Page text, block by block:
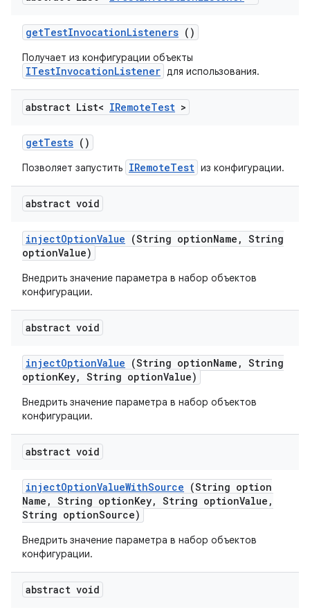
getTestInvocationListeners ()
Получает из конфигурации объекты
ITestInvocationListener для использования.
abstract List< IRemoteTest >
getTests ()
Позволяет запустить IRemoteTest из конфигурации.
abstract void
injectOptionValue (String optionName , String
optionValue)
Внедрить значение параметра в набор объектов
конфигурации.
abstract void
injectOptionValue (String optionName , String
optionKey, String optionValue)
Внедрить значение параметра в набор объектов
конфигурации.
abstract void
injectOptionValueWithSource (String option
Name , String optionKey, String optionValue ,
String optionSource)
Внедрить значение параметра в набор объектов
конфигурации.
abstract void